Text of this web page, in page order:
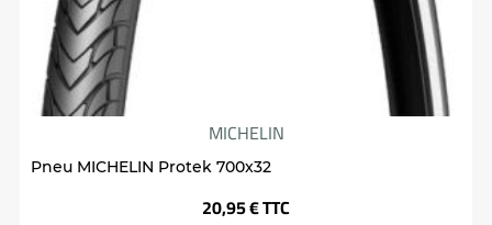
MICHELIN
Pneu MICHELIN Protek 700x32
Prix
20,95 €TTC